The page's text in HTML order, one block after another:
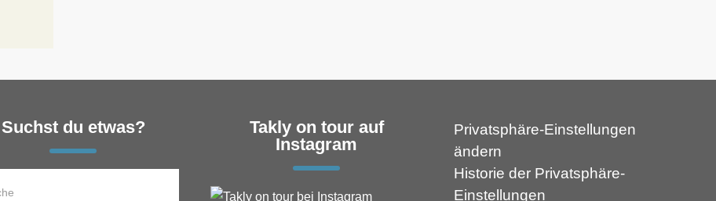
Suchst du etwas?
Takly on tour auf
Instagram
Privatsphäre-Einstellungen
ändern
Historie der Privatsphäre-
Einstellungen